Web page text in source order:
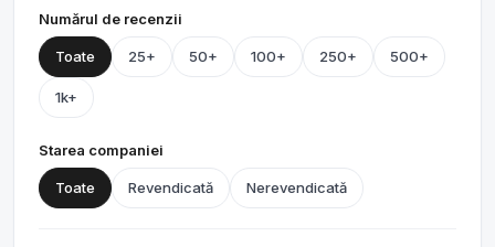
Numărul de recenzii
Toate 25+ 50+ 100+ 250+ 500+
1k+
Starea companiei
Toate Revendicată Nerevendicată